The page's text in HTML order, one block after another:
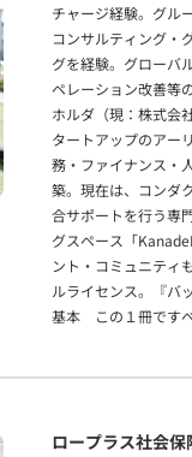
チャージ経験。グル
コンサルティング・
グを経験。グローバ
ペレーション改善等
ホルダ（現：株式会
タートアップのアー
務・ファイナンス・
築。現在は、コンダ
合サポートを行う専
グスペース「
ント・コミュニティ
ルライセンス。『バ
基本 この１冊ですべ
ロープラス社会